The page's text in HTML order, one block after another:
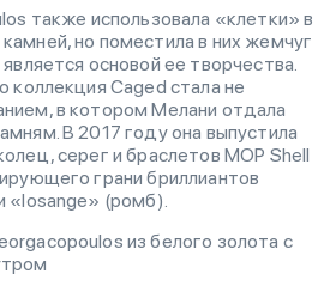
также использовала «клетки» в
но поместила в них жемчуг
основой ее творчества.
коллекция Caged стала не
в котором Мелани отдала
В 2017 году она выпустила
серег и браслетов MOP Shell
грани бриллиантов
«losange» (ромб).